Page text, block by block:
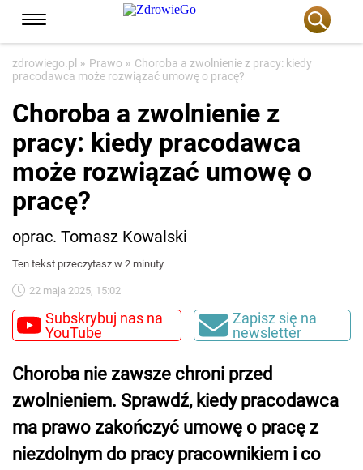
zdrowiego.pl » Prawo » Choroba a zwolnienie z pracy: kiedy
pracodawca może rozwiązać umowę o pracę?
Choroba a zwolnienie z
pracy: kiedy pracodawca
może rozwiązać umowę o
pracę?
oprac. Tomasz Kowalski
Ten tekst przeczytasz w 2 minuty
22 maja 2025, 15:02
Subskrybuj nas na
YouTube
Zapisz się na
newsletter
Choroba nie zawsze chroni przed
zwolnieniem. Sprawdź, kiedy pracodawca
ma prawo zakończyć umowę o pracę z
niezdolnym do pracy pracownikiem i co